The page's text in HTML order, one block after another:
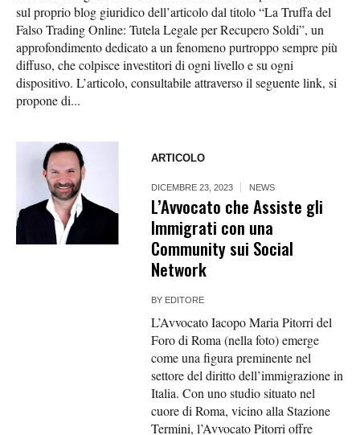
sul proprio blog giuridico dell’articolo dal titolo “La Truffa del
Falso Trading Online: Tutela Legale per Recupero Soldi”, un
approfondimento dedicato a un fenomeno purtroppo sempre più
diffuso, che colpisce investitori di ogni livello e su ogni
dispositivo. L’articolo, consultabile attraverso il seguente link, si
propone di...
ARTICOLO
DICEMBRE 23, 2023 NEWS
L’Avvocato che Assiste gli
Immigrati con una
Community sui Social
Network
BY EDITORE
L’Avvocato Iacopo Maria Pitorri del
Foro di Roma (nella foto) emerge
come una figura preminente nel
settore del diritto dell’immigrazione in
Italia. Con uno studio situato nel
cuore di Roma, vicino alla Stazione
Termini, l’Avvocato Pitorri offre